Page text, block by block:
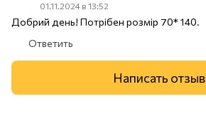
01.11.2024 в 13:52
Добрий день! Потрібен розмір 70* 140.
Ответить
Написать отзыв